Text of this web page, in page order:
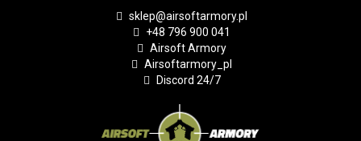
sklep@airsoftarmory.pl
+48 796 900 041
Airsoft Armory
Airsoftarmory_pl
Discord 24/7